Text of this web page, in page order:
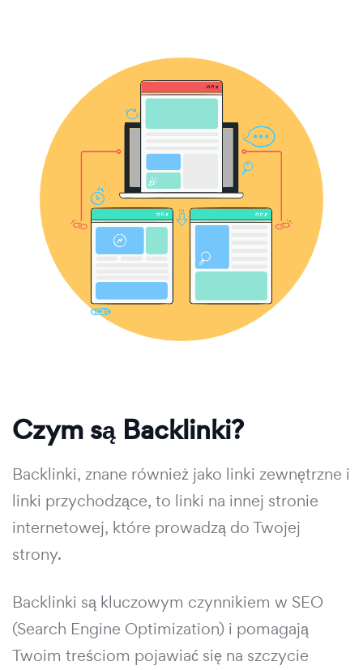
Czym są Backlinki?
Backlinki, znane również jako linki zewnętrzne i
linki przychodzące, to linki na innej stronie
internetowej, które prowadzą do Twojej
strony.
Backlinki są kluczowym czynnikiem w SEO
(Search Engine Optimization) i pomagają
Twoim treściom pojawiać się na szczycie